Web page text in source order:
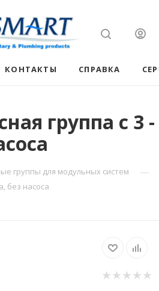
КОНТАКТЫ СПРАВКА
группа c
группы для модульных систем —
без насоса